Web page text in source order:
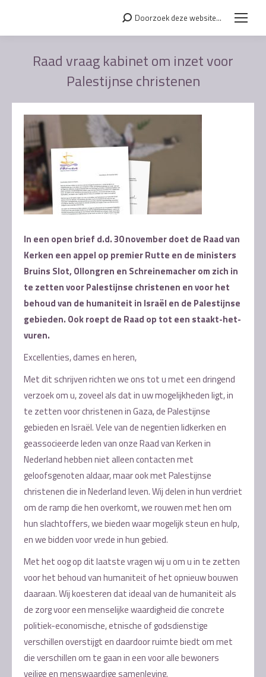
Search:Doorzoek deze website...
Raad vraag kabinet om inzet voor
Palestijnse christenen
In een open brief d.d. 30 november doet de Raad van
Kerken een appel op premier Rutte en de ministers
Bruins Slot, Ollongren en Schreinemacher om zich in
te zetten voor Palestijnse christenen en voor het
behoud van de humaniteit in Israël en de Palestijnse
gebieden. Ook roept de Raad op tot een staakt-het-
vuren.
Excellenties, dames en heren,
Met dit schrijven richten we ons tot u met een dringend
verzoek om u, zoveel als dat in uw mogelijkheden ligt, in
te zetten voor christenen in Gaza, de Palestijnse
gebieden en Israël. Vele van de negentien lidkerken en
geassocieerde leden van onze Raad van Kerken in
Nederland hebben niet alleen contacten met
geloofsgenoten aldaar, maar ook met Palestijnse
christenen die in Nederland leven. Wij delen in hun verdriet
om de ramp die hen overkomt, we rouwen met hen om
hun slachtoffers, we bieden waar mogelijk steun en hulp,
en we bidden voor vrede in hun gebied.
Met het oog op dit laatste vragen wij u om u in te zetten
voor het behoud van humaniteit of het opnieuw bouwen
daaraan. Wij koesteren dat ideaal van de humaniteit als
de zorg voor een menselijke waardigheid die concrete
politiek-economische, etnische of godsdienstige
verschillen overstijgt en daardoor ruimte biedt om met
die verschillen om te gaan in een voor alle bewoners
veilige en menswaardige samenleving.